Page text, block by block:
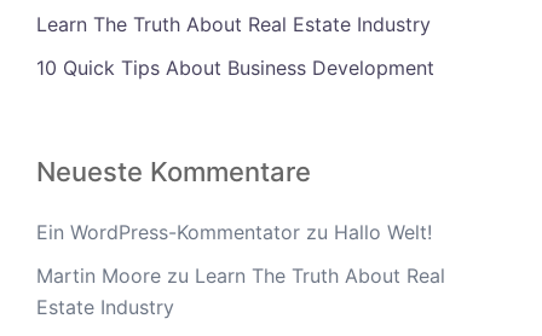
Learn The Truth About Real Estate Industry
10 Quick Tips About Business Development
Neueste Kommentare
Ein WordPress-Kommentator zu Hallo Welt!
Martin Moore zu Learn The Truth About Real
Estate Industry